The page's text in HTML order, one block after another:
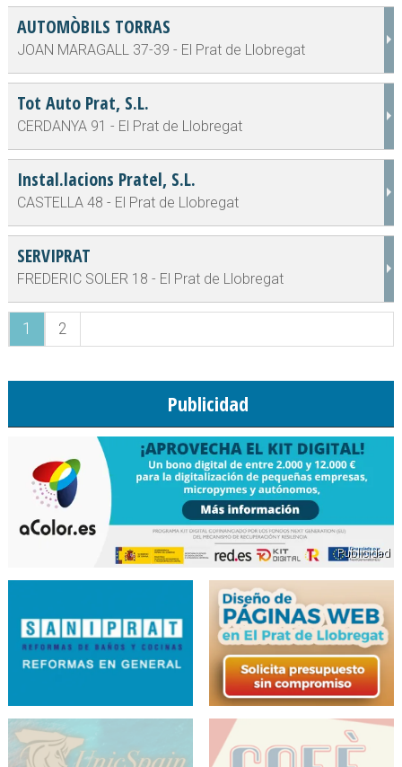
AUTOMÒBILS TORRAS
JOAN MARAGALL 37-39 - El Prat de Llobregat
Tot Auto Prat, S.L.
CERDANYA 91 - El Prat de Llobregat
Instal.lacions Pratel, S.L.
CASTELLA 48 - El Prat de Llobregat
SERVIPRAT
FREDERIC SOLER 18 - El Prat de Llobregat
1 2
Publicidad